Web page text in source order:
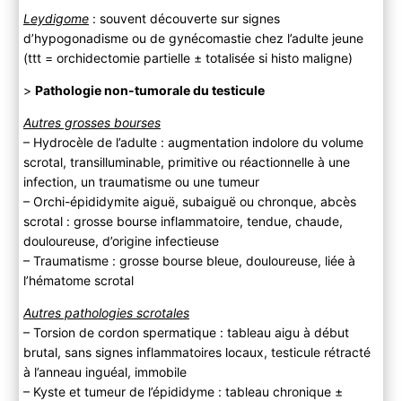
Leydigome: souvent découverte sur signes
d’hypogonadisme ou de gynécomastie chez l’adulte jeune
(ttt = orchidectomie partielle ± totalisée si histo maligne)
> Pathologie non-tumorale du testicule
Autres grosses bourses
– Hydrocèle de l’adulte : augmentation indolore du volume
scrotal, transilluminable, primitive ou réactionnelle à une
infection, un traumatisme ou une tumeur
– Orchi-épididymite aiguë, subaiguë ou chronque, abcès
scrotal : grosse bourse inflammatoire, tendue, chaude,
douloureuse, d’origine infectieuse
– Traumatisme : grosse bourse bleue, douloureuse, liée à
l’hématome scrotal
Autres pathologies scrotales
– Torsion de cordon spermatique : tableau aigu à début
brutal, sans signes inflammatoires locaux, testicule rétracté
à l’anneau inguéal, immobile
– Kyste et tumeur de l’épididyme : tableau chronique ±